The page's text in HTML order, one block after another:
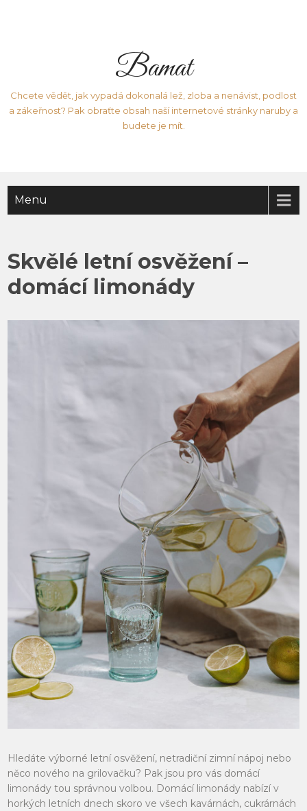
Bamat
Chcete vědět, jak vypadá dokonalá lež, zloba a nenávist, podlost
a zákeřnost? Pak obraťte obsah naší internetové stránky naruby a
budete je mít.
Menu
Skvělé letní osvěžení –
domácí limonády
Hledáte výborné letní osvěžení, netradiční zimní nápoj nebo
něco nového na grilovačku? Pak jsou pro vás domácí
limonády tou správnou volbou. Domácí limonády nabízí v
horkých letních dnech skoro ve všech kavárnách, cukrárnách